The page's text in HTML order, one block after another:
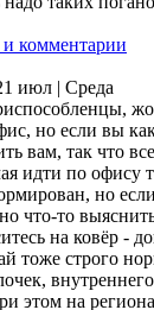
комментарии
июл | Среда
но если вы
вам, так что
идти по офису
но
что-то
на ковёр -
тоже строго
этом на